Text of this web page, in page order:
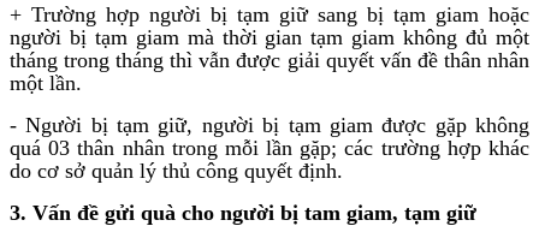
+ Trường hợp người bị tạm giữ sang bị tạm giam hoặc
người bị tạm giam mà thời gian tạm giam không đủ một
tháng trong tháng thì vẫn được giải quyết vấn đề thân nhân
một lần.
- Người bị tạm giữ, người bị tạm giam được gặp không
quá 03 thân nhân trong mỗi lần gặp; các trường hợp khác
do cơ sở quản lý thủ công quyết định.
3. Vấn đề gửi quà cho người bị tam giam, tạm giữ